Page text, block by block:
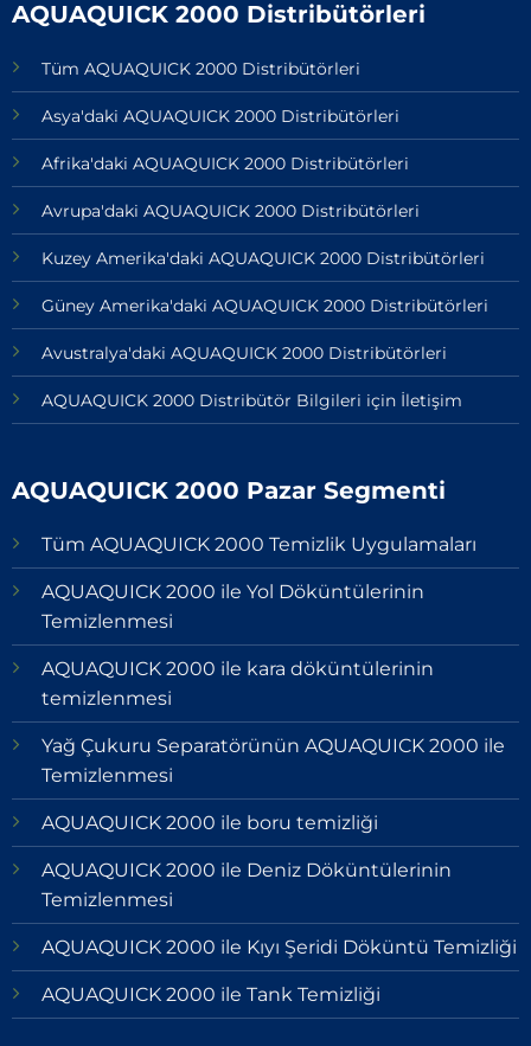
AQUAQUICK 2000 Distribütörleri
Tüm AQUAQUICK 2000 Distribütörleri
Asya'daki AQUAQUICK 2000 Distribütörleri
Afrika'daki AQUAQUICK 2000 Distribütörleri
Avrupa'daki AQUAQUICK 2000 Distribütörleri
Kuzey Amerika'daki AQUAQUICK 2000 Distribütörleri
Güney Amerika'daki AQUAQUICK 2000 Distribütörleri
Avustralya'daki AQUAQUICK 2000 Distribütörleri
AQUAQUICK 2000 Distribütör Bilgileri için İletişim
AQUAQUICK 2000 Pazar Segmenti
Tüm AQUAQUICK 2000 Temizlik Uygulamaları
AQUAQUICK 2000 ile Yol Döküntülerinin
Temizlenmesi
AQUAQUICK 2000 ile kara döküntülerinin
temizlenmesi
Yağ Çukuru Separatörünün AQUAQUICK 2000 ile
Temizlenmesi
AQUAQUICK 2000 ile boru temizliği
AQUAQUICK 2000 ile Deniz Döküntülerinin
Temizlenmesi
AQUAQUICK 2000 ile Kıyı Şeridi Döküntü Temizliği
AQUAQUICK 2000 ile Tank Temizliği